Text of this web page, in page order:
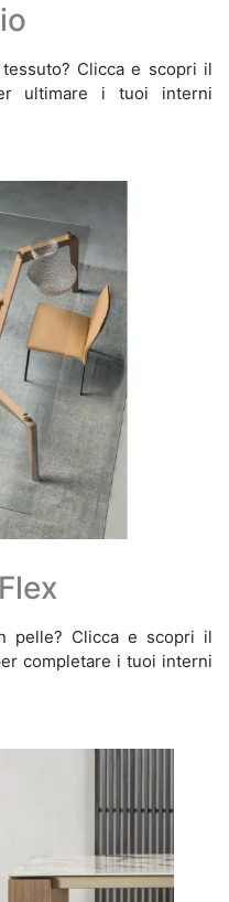
Clicca e scopri il
ultimare i tuoi interni
pelle? Clicca e scopri il
completare i tuoi interni